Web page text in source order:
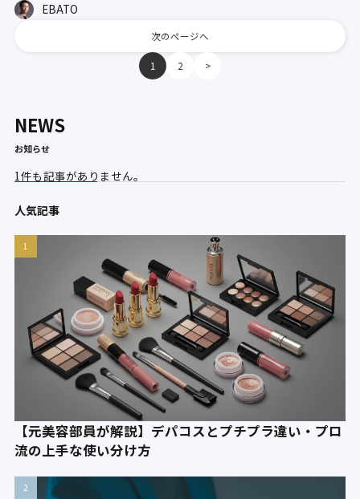
EBATO
次のページへ
1 2 >
NEWS
お知らせ
1件も記事がありません。
人気記事
【元美容部員が解説】デパコスとプチプラ違い・プロ
流の上手な使い分け方